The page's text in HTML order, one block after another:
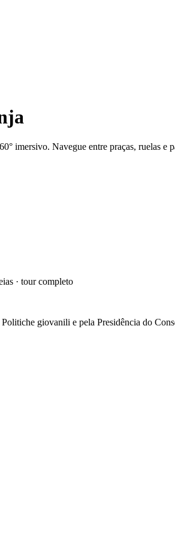
imersivo. Navegue entre praças, ruelas e
· tour completo
giovanili e pela Presidência do